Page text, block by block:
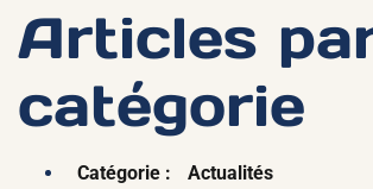
Articles
catégorie
Catégorie :
Actualités